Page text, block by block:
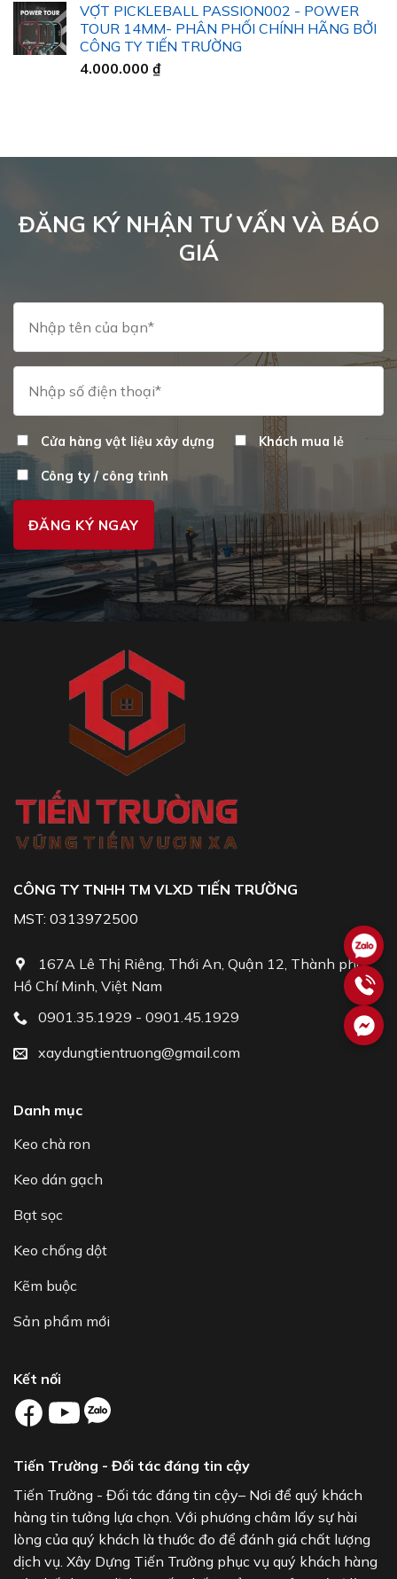
từ
32.000 ₫
đến
VỢT PICKLEBALL PASSION002 - POWER
TOUR 14MM- PHÂN PHỐI CHÍNH HÃNG BỞI
CÔNG TY TIẾN TRƯỜNG
4.000.000 ₫
ĐĂNG KÝ NHẬN TƯ VẤN VÀ BÁO
GIÁ
Cửa hàng vật liệu xây dựng Khách mua lẻ
Công ty / công trình
CÔNG TY TNHH TM VLXD TIẾN TRƯỜNG
MST: 0313972500
167A Lê Thị Riêng, Thới An, Quận 12, Thành phố
Hồ Chí Minh, Việt Nam
0901.35.1929 - 0901.45.1929
xaydungtientruong@gmail.com
Danh mục
Keo chà ron
Keo dán gạch
Bạt sọc
Keo chống dột
Kẽm buộc
Sản phẩm mới
Kết nối
Tiến Trường - Đối tác đáng tin cậy
Tiến Trường - Đối tác đáng tin cậy– Nơi để quý khách
hàng tin tưởng lựa chọn. Với phương châm lấy sự hài
lòng của quý khách là thước đo để đánh giá chất lượng
dịch vụ. Xây Dựng Tiến Trường phục vụ quý khách hàng